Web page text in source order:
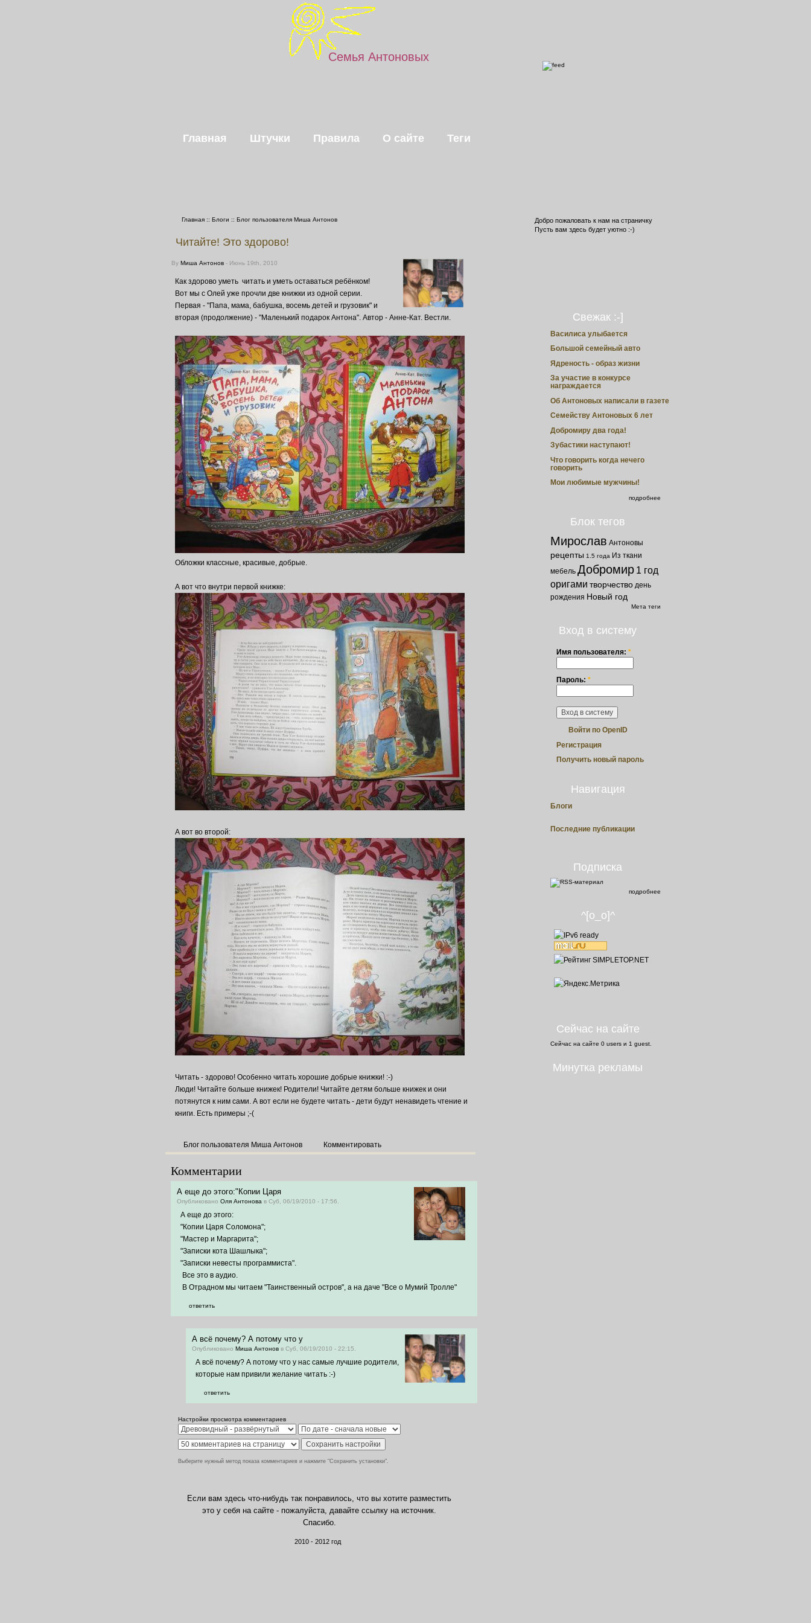
Семья Антоновых
Главная Штучки Правила О сайте Теги
Главная :: Блоги :: Блог пользователя Миша Антонов
Читайте! Это здорово!
By Миша Антонов - Июнь 19th, 2010
Как здорово уметь читать и уметь оставаться ребёнком!
Вот мы с Олей уже прочли две книжки из одной серии.
Первая - "Папа, мама, бабушка, восемь детей и грузовик" и
вторая (продолжение) - "Маленький подарок Антона". Автор - Анне-Кат. Вестли.
Обложки классные, красивые, добрые.
А вот что внутри первой книжке:
А вот во второй:
Читать - здорово! Особенно читать хорошие добрые книжки! :-)
Люди! Читайте больше книжек! Родители! Читайте детям больше книжек и они
потянутся к ним сами. А вот если не будете читать - дети будут ненавидеть чтение и
книги. Есть примеры ;-(
Блог пользователя Миша Антонов Комментировать
Комментарии
А еще до этого:"Копии Царя
Опубликовано Оля Антонова в Суб, 06/19/2010 - 17:56.
А еще до этого:
"Копии Царя Соломона";
"Мастер и Маргарита";
"Записки кота Шашлыка";
"Записки невесты программиста".
Все это в аудио.
В Отрадном мы читаем "Таинственный остров", а на даче "Все о Мумий Тролле"
ответить
А всё почему? А потому что у
Опубликовано Миша Антонов в Суб, 06/19/2010 - 22:15.
А всё почему? А потому что у нас самые лучшие родители,
которые нам привили желание читать :-)
ответить
Настройки просмотра комментариев
Выберите нужный метод показа комментариев и нажмите "Сохранить установки".
Добро пожаловать к нам на страничку
Пусть вам здесь будет уютно :-)
Свежак :-]
Василиса улыбается
Большой семейный авто
Ядреность - образ жизни
За участие в конкурсе
награждается
Об Антоновых написали в газете
Семейству Антоновых 6 лет
Добромиру два года!
Зубастики наступают!
Что говорить когда нечего
говорить
Мои любимые мужчины!
подробнее
Блок тегов
Мирослав Антоновы
рецепты 1.5 года Из ткани
мебель Добромир 1 год
оригами творчество день
рождения Новый год
Мета теги
Вход в систему
Имя пользователя: *
Пароль: *
Войти по OpenID
Регистрация
Получить новый пароль
Навигация
Блоги
Последние публикации
Подписка
подробнее
^[o_o]^
Сейчас на сайте
Сейчас на сайте 0 users и 1 guest
Минутка рекламы
Если вам здесь что-нибудь так понравилось, что вы хотите разместить
это у себя на сайте - пожалуйста, давайте ссылку на источник.
Спасибо.
2010 - 2012 год